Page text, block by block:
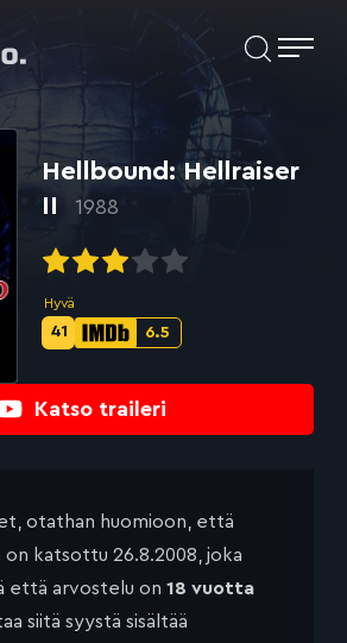
Katso traileri
Hellbound: Hellraiser
II
1988
Hyvä
IMDb-
6.5
Metascore-
41
otathan huomioon, että
on katsottu 26.8.2008, joka
että arvostelu on 18 vuotta
siitä syystä sisältää